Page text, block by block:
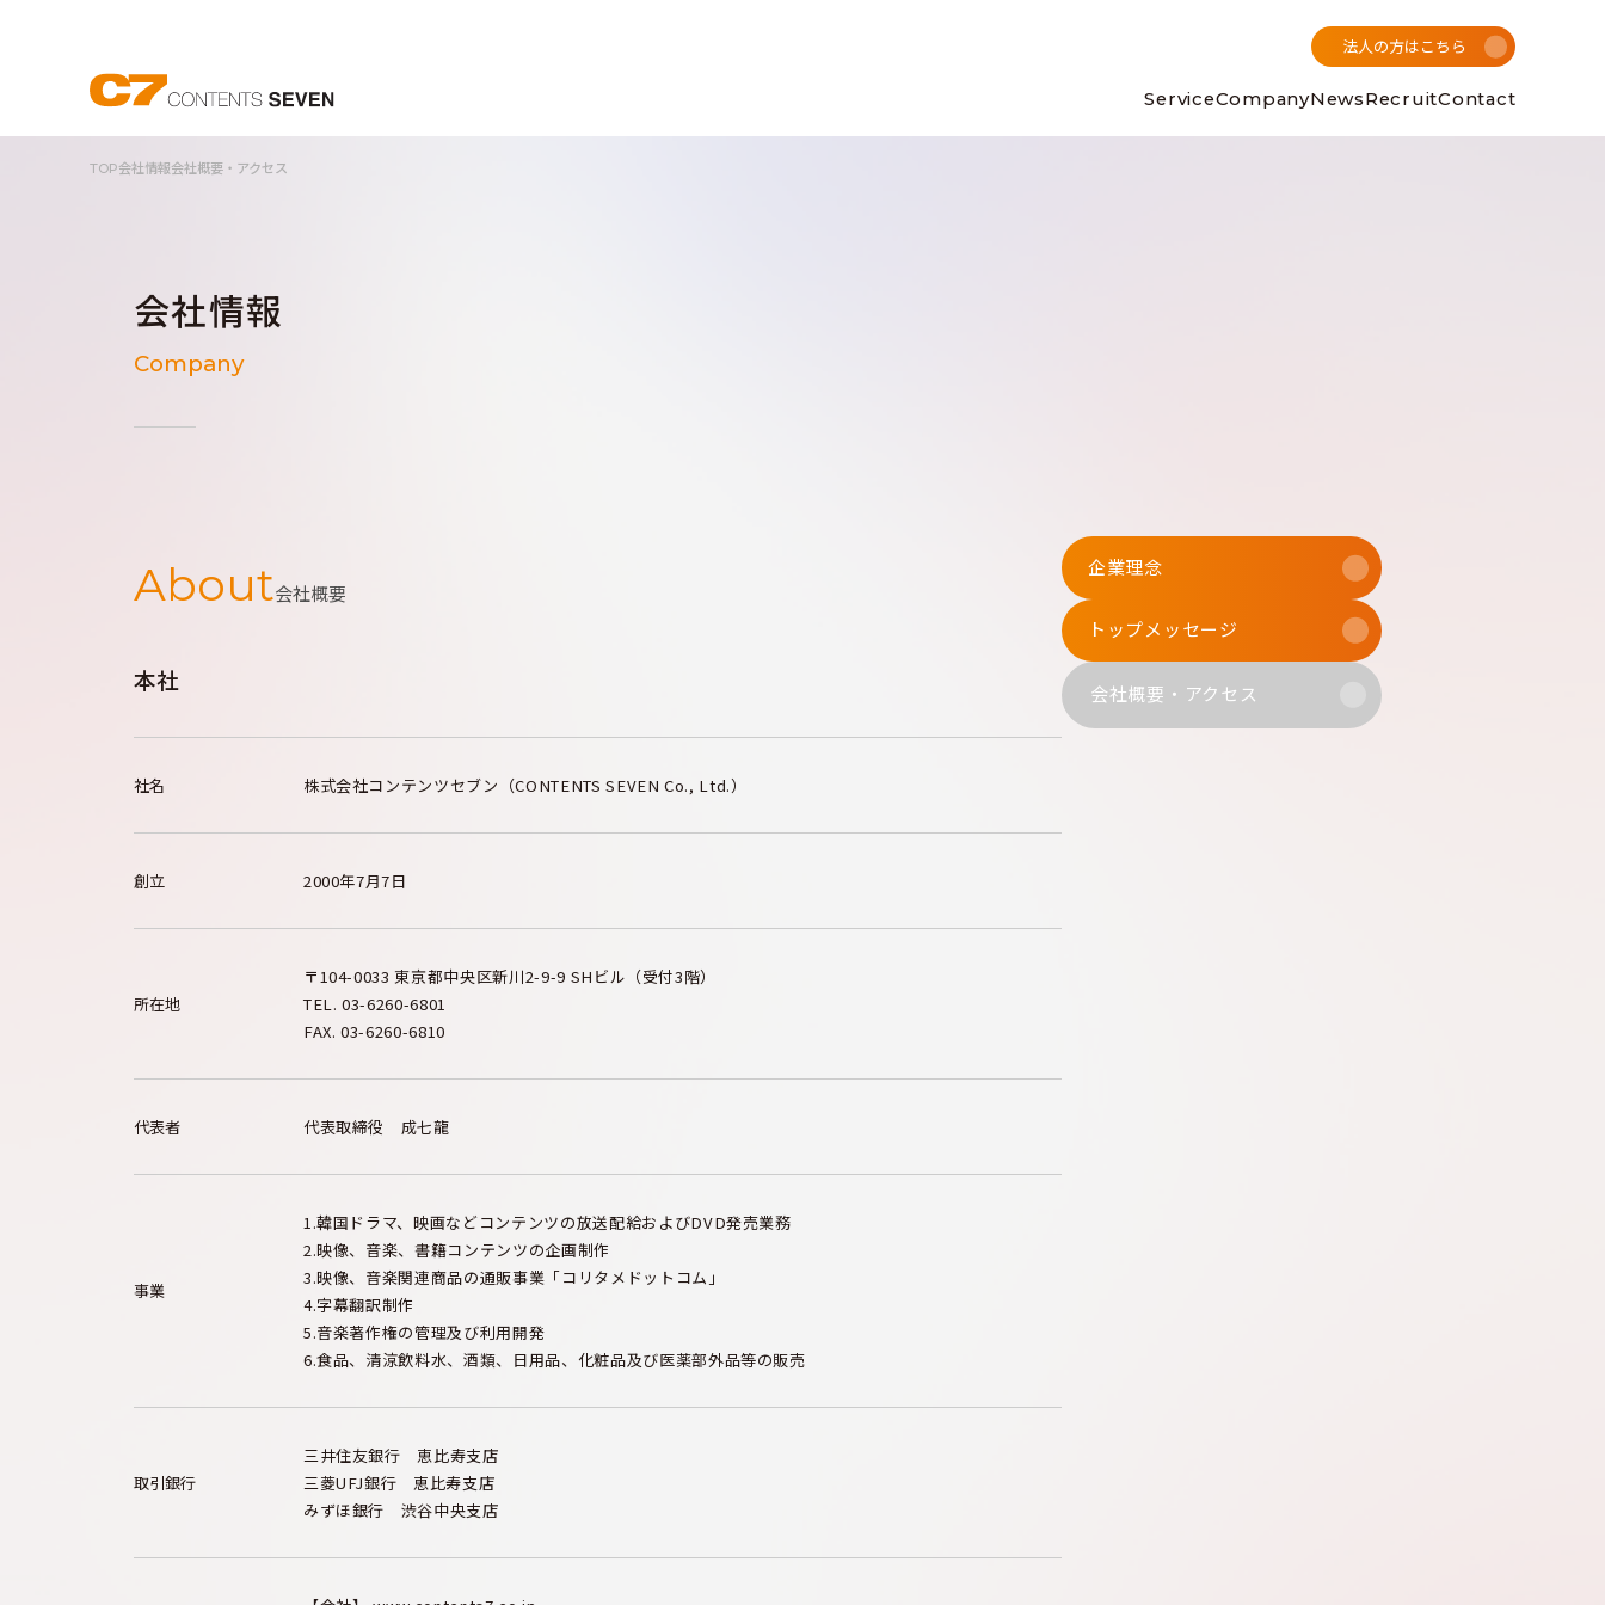
法人の方はこちら
ServiceCompanyNewsRecruitContact
TOP会社情報会社概要・アクセス
会社情報
Company
企業理念
トップメッセージ
会社概要・アクセス
About会社概要
本社
社名 株式会社コンテンツセブン（CONTENTS SEVEN Co., Ltd.）
創立 2000年7月7日
所在地
〒104-0033 東京都中央区新川2-9-9 SHビル（受付3階）
TEL. 03-6260-6801
FAX. 03-6260-6810
代表者 代表取締役 成七龍
事業
韓国ドラマ、映画などコンテンツの放送配給およびDVD発売業務
映像、音楽、書籍コンテンツの企画制作
映像、音楽関連商品の通販事業「コリタメドットコム」
字幕翻訳制作
音楽著作権の管理及び利用開発
食品、清涼飲料水、酒類、日用品、化粧品及び医薬部外品等の販売
取引銀行
三井住友銀行 恵比寿支店
三菱UFJ銀行 恵比寿支店
みずほ銀行 渋谷中央支店